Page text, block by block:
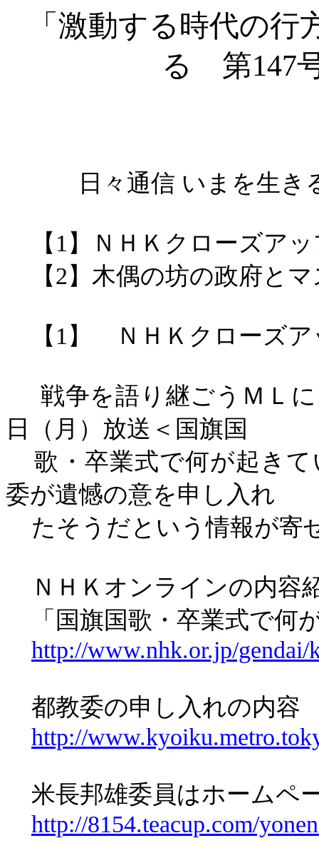
「激動する時代の
る 第147
日々通信 いまを生
【 1 】ＮＨＫクローズア
【2】木偶の坊の政府と
【 1 】 ＮＨＫクローズア
戦争を語り継ごうＭＬ
日（月）放送＜国旗国
歌・卒業式で何が起き
委が遺憾の意を申し入れ
たそうだという情報が寄
ＮＨＫオンラインの内容
「国旗国歌・卒業式で何
http://www.nhk.or.jp/
都教委の申し入れの内容
http://
米長邦雄委員はホームペ
http://8154.teacup.com/